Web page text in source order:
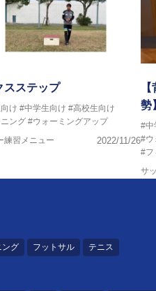
スステップ
け #中学生向け #高校生向け
ング #ウォーミングアップ
練習メニュー
2022/11/26
勢
#中
#ウ
#フ
サ
ング フットサル テニス